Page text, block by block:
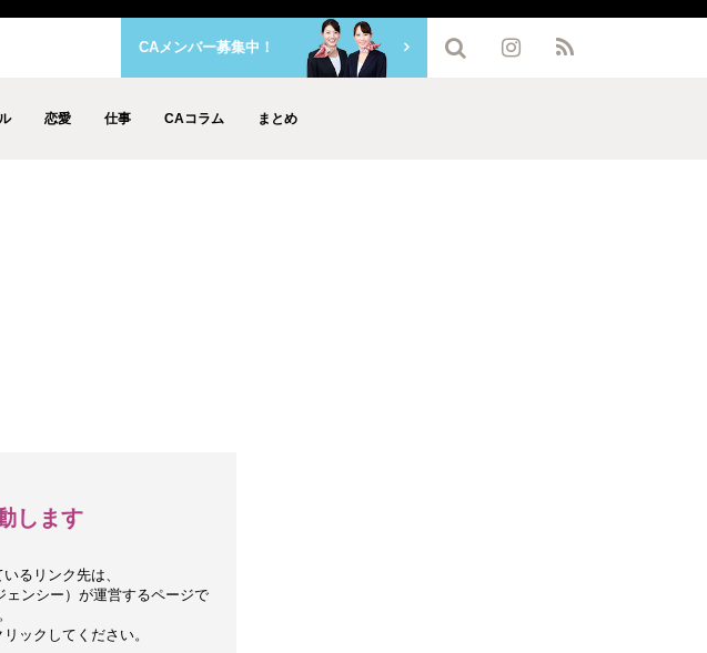
恋愛 仕事 CAコラム まとめ
CAメンバー募集中！
します
るリンク先は、
ンシー）が運営するページで
ックしてください。